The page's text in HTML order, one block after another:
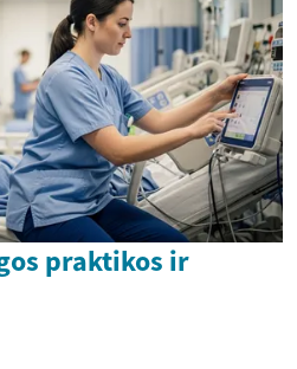
praktikos ir